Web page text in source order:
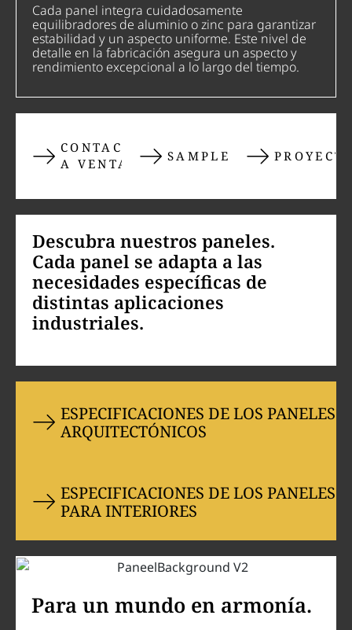
Cada panel integra cuidadosamente
equilibradores de aluminio o zinc para garantizar
estabilidad y un aspecto uniforme. Este nivel de
detalle en la fabricación asegura un aspecto y
rendimiento excepcional a lo largo del tiempo.
CONTACTAR
A VENTAS
SAMPLES
Descubra nuestros paneles.
Cada panel se adapta a las
necesidades específicas de
distintas aplicaciones
industriales.
ESPECIFICACIONES DE LOS PANELES
ARQUITECTÓNICOS
ESPECIFICACIONES DE LOS PANELES
PARA INTERIORES
Para un mundo en armonía.